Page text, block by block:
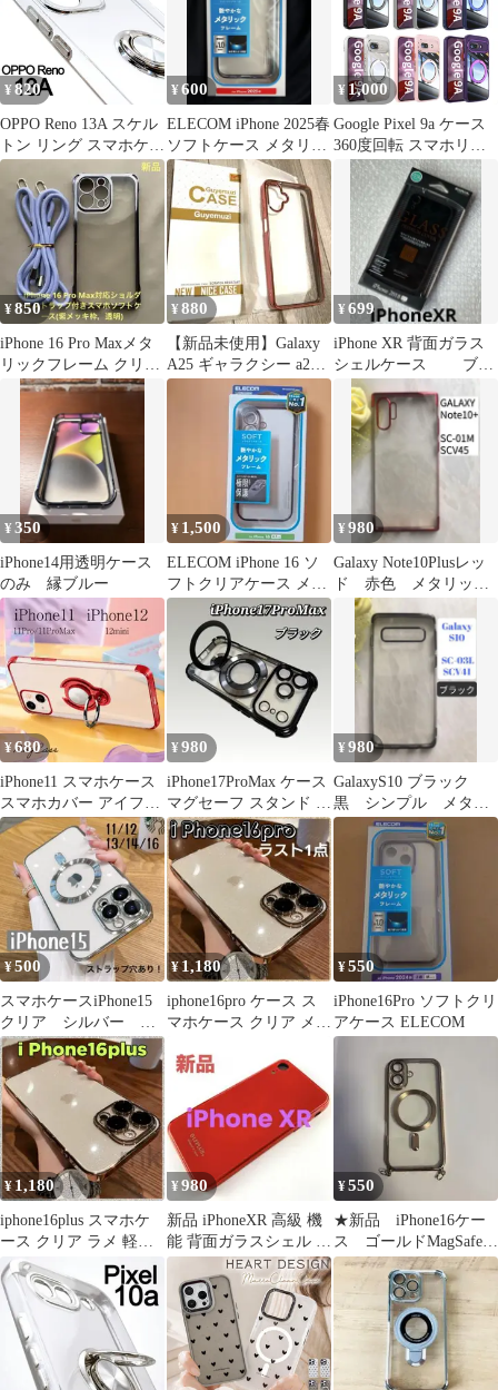
ンプル かわいい おしゃ
れ
¥ 820
OPPO Reno 13A スケル
トン リング スマホケー
ス シルバー
¥600
ELECOM iPhone 2025春
ソフトケース メタリッ
クブルー
¥1,000
Google Pixel 9a ケース
360度回転 スマホリン
グ スタンド機能 クリア
ケース Pixel9a カバー
TPU 軽量 折り畳み式
リングホルダー スマホ
スタンド 透明ケース 簡
単装着 ストラップホー
ル ピクセル9a 携帯ケー
ス
¥850
iPhone 16 Pro Maxメタ
リックフレーム クリア
ケース ストラップ付
¥880
【新品未使用】Galaxy
A25 ギャラクシー a25
5gスマホケース
¥699
iPhone XR 背面ガラス
シェルケース ブラ
ック
¥350
iPhone14用透明ケース
のみ 縁ブルー
¥ 1,500
ELECOM iPhone 16 ソ
フトクリアケース メタ
リックフレーム
¥980
Galaxy Note10Plusレッ
ド 赤色 メタリック
感フレームTPUケース
¥680
iPhone11 スマホケース
スマホカバー アイフォ
ンケース
¥980
iPhone17ProMax ケース
マグセーフ スタンド ク
リア ブラック 黒
¥980
GalaxyS10 ブラック
黒 シンプル メタリ
ック感フレームTPUケ
¥500
スマホケースiPhone15
クリア シルバー メ
タリック 軽い ソフ
ト 銀色
¥ 1,180
iphone16pro ケース ス
マホケース クリア メタ
¥550
iPhone16Pro ソフトクリ
アケース ELECOM
¥ 1,180
iphone16plus スマホケ
ース クリア ラメ 軽量
ゴールド
¥980
新品 iPhoneXR 高級 機
能 背面ガラスシェル 保
護 ケース 赤 レッド
¥550
★新品 iPhone16ケー
ス ゴールドMagSafe対
応耐衝撃クリアケース